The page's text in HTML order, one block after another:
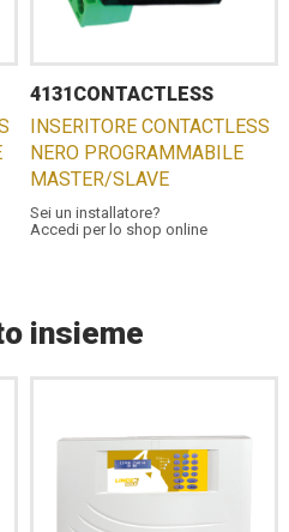
4131CONTACTLESS
INSERITORE CONTACTLESS
NERO PROGRAMMABILE
MASTER/SLAVE
Sei un installatore?
Accedi per lo shop online
insieme